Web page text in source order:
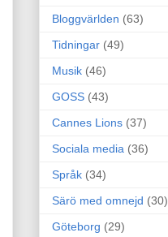
Bloggvärlden (63)
Tidningar (49)
Musik (46)
GOSS (43)
Cannes Lions (37)
Sociala media (36)
Språk (34)
Särö med omnejd (30)
Göteborg (29)